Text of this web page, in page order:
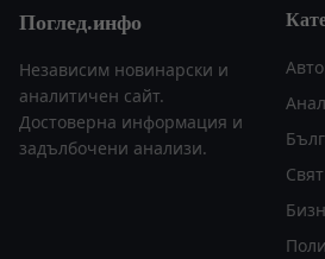
Поглед.инфо
Независим новинарски и
аналитичен сайт.
Достоверна информация и
задълбочени анализи.
Свят